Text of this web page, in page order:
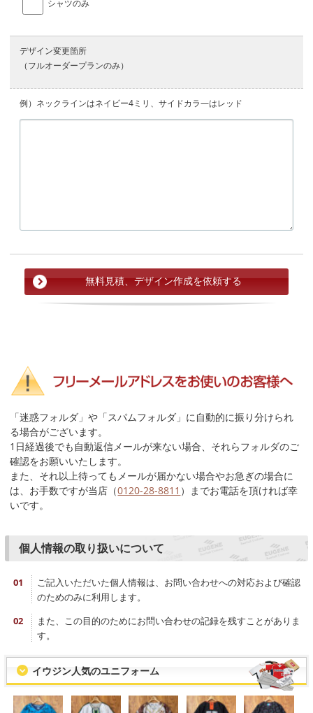
シャツのみ
デザイン変更箇所
（フルオーダープランのみ）
例）ネックラインはネイビー4ミリ、サイドカラ―はレッド
「迷惑フォルダ」や「スパムフォルダ」に自動的に振り分けられ
る場合がございます。
1日経過後でも自動返信メールが来ない場合、それらフォルダのご
確認をお願いいたします。
また、それ以上待ってもメールが届かない場合やお急ぎの場合に
は、お手数ですが当店（0120-28-8811 ）までお電話を頂ければ幸
いです。
個人情報の取り扱いについて
ご記入いただいた個人情報は、お問い合わせへの対応および確認
のためのみに利用します。
また、この目的のためにお問い合わせの記録を残すことがありま
す。
イウジン人気のユニフォーム